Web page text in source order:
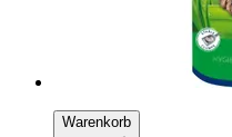
Warenkorb